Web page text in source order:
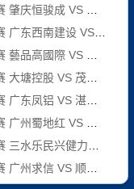
三七互娱 全场录像
VS 香港圣徒 全场录像
狼·粵辉能源 全场录像
名市点都得 全场录像
江八部科技 全场录像
广州戴拿模 全场录像
国澳门澳科精英 全场录像
顺德新青年 全场录像